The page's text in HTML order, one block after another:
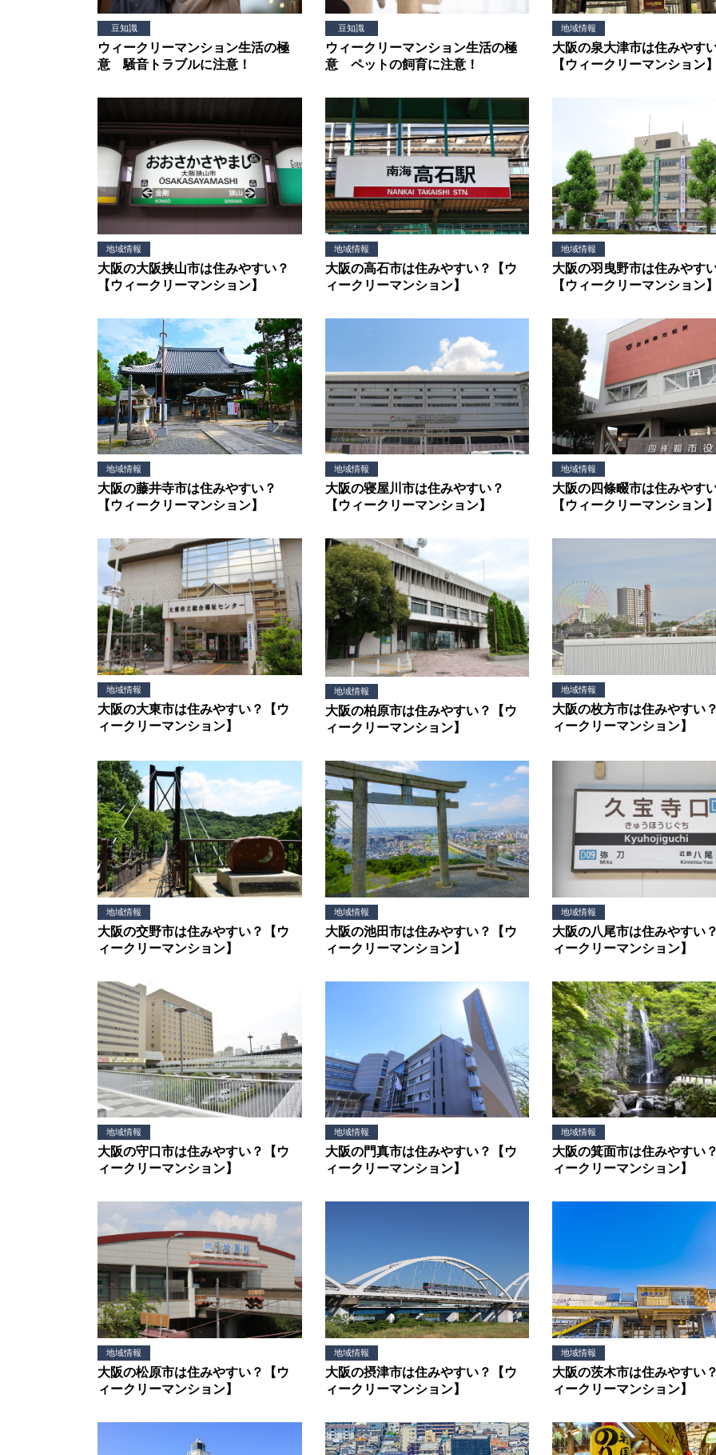
豆知識
ウィークリーマンション生活の極
意 騒音トラブルに注意！
豆知識
ウィークリーマンション生活の極
意 ペットの飼育に注意！
地域情報
大阪の泉大津市は住みやす
【ウィークリーマンション
地域情報
大阪の大阪挟山市は住みやすい？
【ウィークリーマンション】
地域情報
大阪の高石市は住みやすい？【ウ
ィークリーマンション】
地域情報
大阪の羽曳野市は住みやす
【ウィークリーマンション
地域情報
大阪の藤井寺市は住みやすい？
【ウィークリーマンション】
地域情報
大阪の寝屋川市は住みやすい？
【ウィークリーマンション】
地域情報
大阪の四條畷市は住みやす
【ウィークリーマンション
地域情報
大阪の大東市は住みやすい？【ウ
ィークリーマンション】
地域情報
大阪の柏原市は住みやすい？【ウ
ィークリーマンション】
地域情報
大阪の枚方市は住みやすい
ィークリーマンション】
地域情報
大阪の交野市は住みやすい？【ウ
ィークリーマンション】
地域情報
大阪の池田市は住みやすい？【ウ
ィークリーマンション】
地域情報
大阪の八尾市は住みやすい
ィークリーマンション】
地域情報
大阪の守口市は住みやすい？【ウ
ィークリーマンション】
地域情報
大阪の門真市は住みやすい？【ウ
ィークリーマンション】
地域情報
大阪の箕面市は住みやすい
ィークリーマンション】
地域情報
大阪の松原市は住みやすい？【ウ
ィークリーマンション】
地域情報
大阪の摂津市は住みやすい？【ウ
ィークリーマンション】
地域情報
大阪の茨木市は住みやすい
ィークリーマンション】